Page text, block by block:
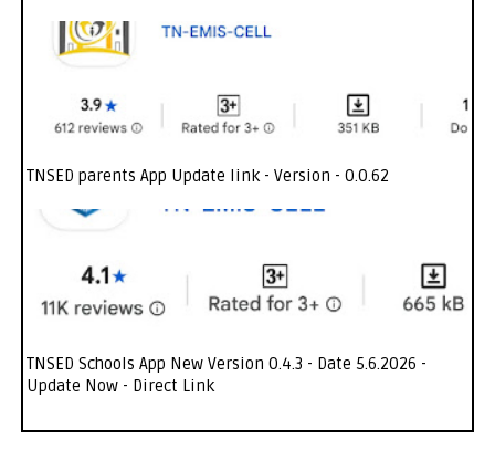
TNSED parents App Update link - Version - 0.0.62
TNSED Schools App New Version 0.4.3 - Date 5.6.2026 -
Update Now - Direct Link